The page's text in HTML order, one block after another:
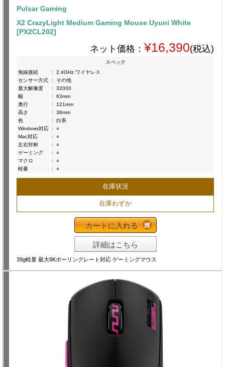
Pulsar Gaming
X2 CrazyLight Medium Gaming Mouse Uyuni White
[PX2CL202]
ネット価格： ¥16,390(税込)
スペック
無線接続
:
2.4GHz ワイヤレス
センサー方式
:
その他
最大解像度
:
32000
幅
:
63mm
奥行
:
121mm
高さ
:
38mm
色
:
白系
Windows対応 :
○
Mac対応
:
○
左右対称
:
○
ゲーミング
:
○
マクロ
:
○
軽量
: ○
在庫状況
在庫わずか
カートに入れる
詳細はこちら
39g軽量 最大8Kポーリングレート対応 ゲーミングマウス